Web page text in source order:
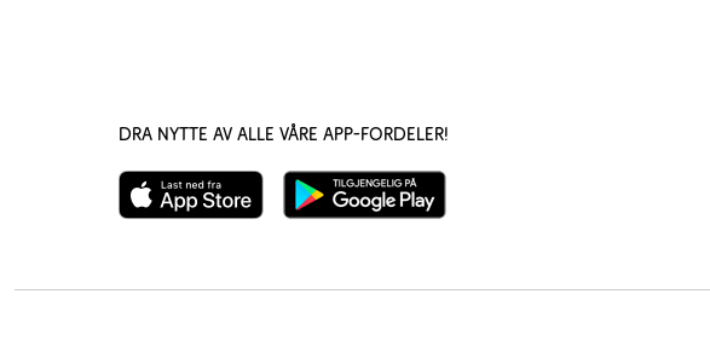
Dra nytte av alle våre app-fordeler!